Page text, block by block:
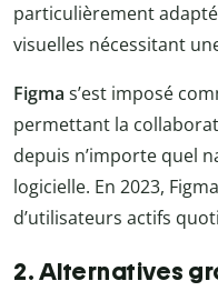
particulièrement
visuelles nécessitant
Figma s’est imposé
permettant la
depuis n’importe quel
logicielle. En 2023,
d’utilisateurs actifs
2. Alternatives